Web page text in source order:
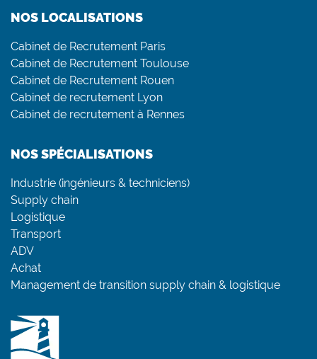
NOS LOCALISATIONS
Cabinet de Recrutement Paris
Cabinet de Recrutement Toulouse
Cabinet de Recrutement Rouen
Cabinet de recrutement Lyon
Cabinet de recrutement à Rennes
NOS SPÉCIALISATIONS
Industrie (ingénieurs & techniciens)
Supply chain
Logistique
Transport
ADV
Achat
Management de transition supply chain & logistique